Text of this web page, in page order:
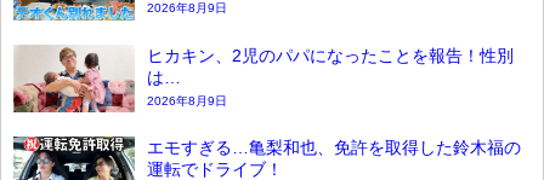
2026年8月9日
ヒカキン、2児のパパになったことを報告！性別
は…
2026年8月9日
エモすぎる…亀梨和也、免許を取得した鈴木福の
運転でドライブ！